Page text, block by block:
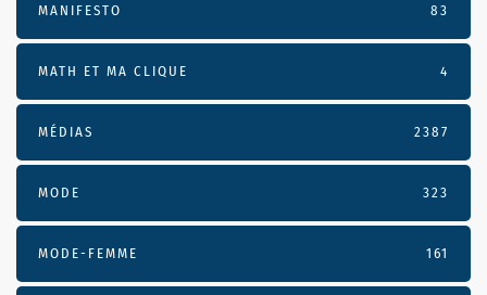
MANIFESTO 83
MATH ET MA CLIQUE 4
MÉDIAS 2387
MODE 323
MODE-FEMME 161